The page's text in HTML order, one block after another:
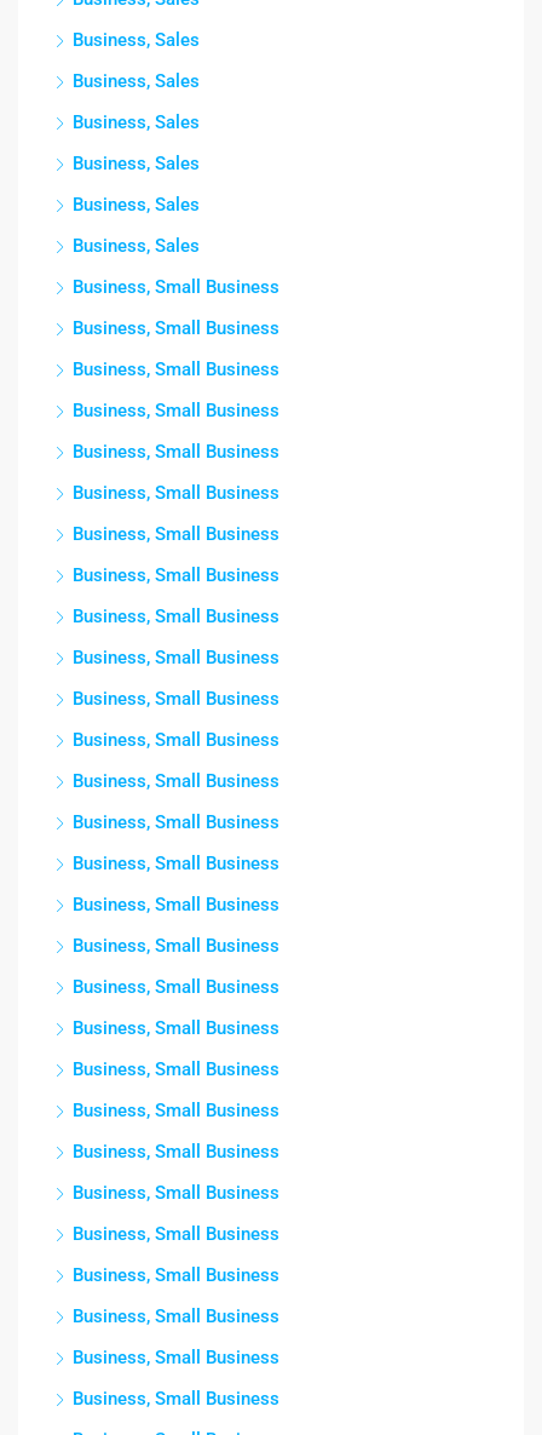
Business, Sales
Business, Sales
Business, Sales
Business, Sales
Business, Sales
Business, Sales
Business, Small Business
Business, Small Business
Business, Small Business
Business, Small Business
Business, Small Business
Business, Small Business
Business, Small Business
Business, Small Business
Business, Small Business
Business, Small Business
Business, Small Business
Business, Small Business
Business, Small Business
Business, Small Business
Business, Small Business
Business, Small Business
Business, Small Business
Business, Small Business
Business, Small Business
Business, Small Business
Business, Small Business
Business, Small Business
Business, Small Business
Business, Small Business
Business, Small Business
Business, Small Business
Business, Small Business
Business, Small Business